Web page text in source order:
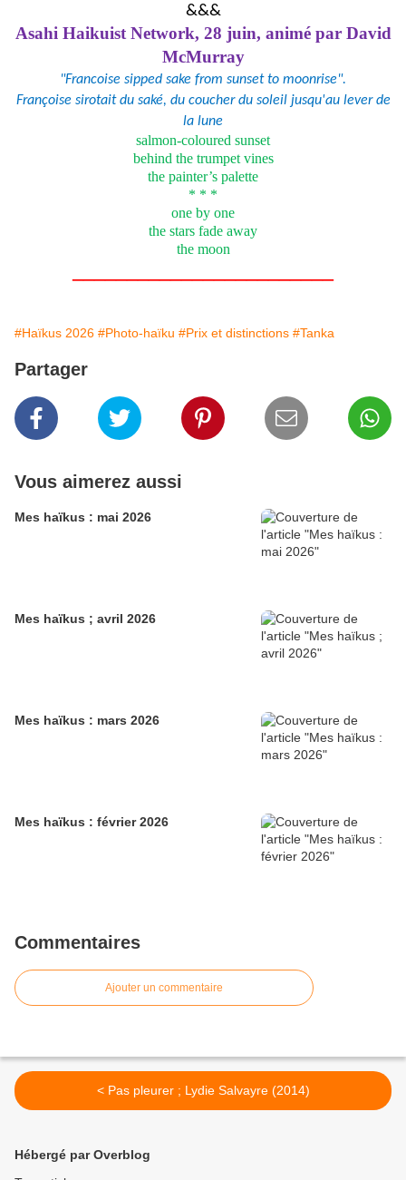
&&&
Asahi Haikuist Network, 28 juin, animé par David
McMurray
"Francoise sipped sake from sunset to moonrise".
Françoise sirotait du saké, du coucher du soleil jusqu'au lever de
la lune
salmon-coloured sunset
behind the trumpet vines
the painter’s palette
* * *
one by one
the stars fade away
the moon
#Haïkus 2026 #Photo-haïku #Prix et distinctions #Tanka
Partager
Vous aimerez aussi
Mes haïkus : mai 2026
Mes haïkus ; avril 2026
Mes haïkus : mars 2026
Mes haïkus : février 2026
Commentaires
Ajouter un commentaire
< Pas pleurer ; Lydie Salvayre (2014)
Hébergé par Overblog